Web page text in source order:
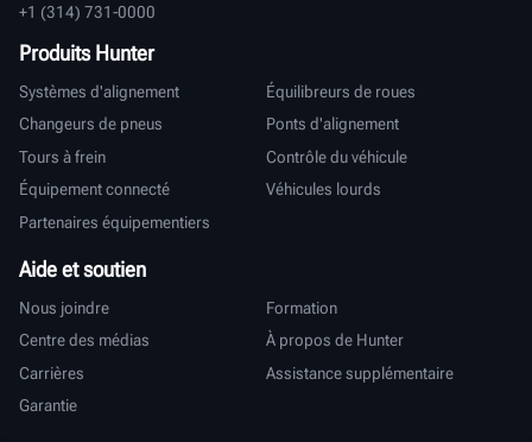
+1 (314) 731-0000
Produits Hunter
Systèmes d'alignement
Équilibreurs de roues
Changeurs de pneus
Ponts d'alignement
Tours à frein
Contrôle du véhicule
Équipement connecté
Véhicules lourds
Partenaires équipementiers
Aide et soutien
Nous joindre
Formation
Centre des médias
À propos de Hunter
Carrières
Assistance supplémentaire
Garantie